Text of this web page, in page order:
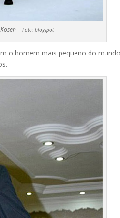
Kosen |Foto:blogspot
o homem mais pequeno do